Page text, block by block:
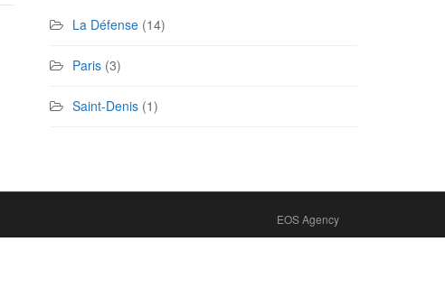
La Défense (14)
Paris (3)
Saint-Denis (1)
EOS Agency